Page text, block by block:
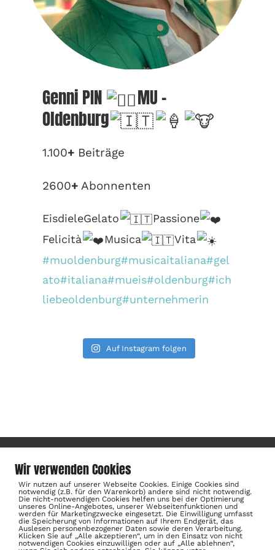
Genni PIN
MU –
Oldenburg
1.100+ Beiträge
2600+ Abonnenten
EisdieleGelato
Passione
Felicità
Musica
Vita
#muoldenburg#musicaitaliana#gel
ato#italiana#mueis#oldenburg#ich
liebeoldenburg#unternehmerin
Auf Instagram folgen
Impressum Datenschutzerklärung
Allgemeine Geschäftsbedingungen
Widerrufsbelehrung
Wir verwenden Cookies
Wir nutzen auf unserer Webseite Cookies. Einige Cookies sind
notwendig (z.B. für den Warenkorb) andere sind nicht notwendig.
Die nicht-notwendigen Cookies helfen uns bei der Optimierung
unseres Online-Angebotes, unserer Webseitenfunktionen und
werden für Marketingzwecke eingesetzt. Die Einwilligung umfasst
die Speicherung von Informationen auf Ihrem Endgerät, das
Auslesen personenbezogener Daten sowie deren Verarbeitung.
Klicken Sie auf „Alle akzeptieren“, um in den Einsatz von nicht
notwendigen Cookies einzuwilligen oder auf „Alle ablehnen“,